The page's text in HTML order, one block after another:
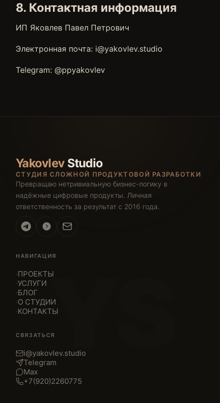
8. Контактная информация
ИП Яковлев Павел Петрович
Электронная почта: i@yakovlev.studio
Telegram: @ppyakovlev
YS
YakovlevStudio
СТУДИЯ СЛОЖНОЙ ПРОДУКТОВОЙ РАЗРАБОТКИ
Превращаю нетривиальную бизнес-логику в
надёжные цифровые продукты. Личная
ответственность за результат с 2016 года.
НАВИГАЦИЯ
ПРОЕКТЫ
УСЛУГИ
БЛОГ
О СТУДИИ
КОНТАКТЫ
СВЯЗАТЬСЯ
i@yakovlev.studio
Telegram
Max
+7(920)2260775